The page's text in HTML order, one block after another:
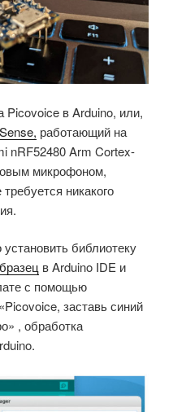
Picovoice в Arduino, или,
работающий на
nRF52480 Arm Cortex-
микрофоном,
никакого
библиотеку
в Arduino IDE и
с помощью
заставь синий
, обработка